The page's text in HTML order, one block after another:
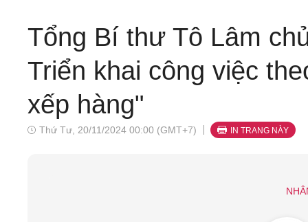
Tổng Bí thư Tô Lâm
Triển khai công việc
xếp hàng"
Thứ Tư, 20/11/2024 00:00 (GMT+7) IN TRANG NÀY